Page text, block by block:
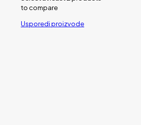
to compare
Usporedi proizvode